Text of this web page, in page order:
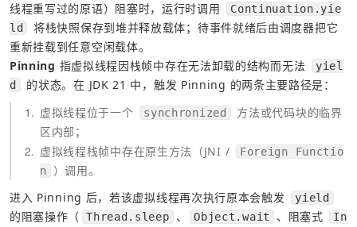
线程重写过的原语）阻塞时，运行时调用
Continuation.yie
ld
将栈快照保存到堆并释放载体；待事件就绪后由调度器把它
重新挂载到任意空闲载体。
Pinning 指虚拟线程因栈帧中存在无法卸载的结构而无法
yiel
d
的状态。在 JDK 21 中，触发 Pinning 的两条主要路径是：
1 虚拟线程位于一个 synchronized
方法或代码块的临界
区内部；
2 虚拟线程栈帧中存在原生方法（JNI /
Foreign Functio
n
）调用。
进入 Pinning 后，若该虚拟线程再次执行原本会触发
yield
的阻塞操作（ Thread.sleep 、 Object.wait 、阻塞式
In